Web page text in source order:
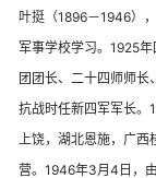
叶挺（1896－1946）
军事学校学习。1925
团团长、二十四师师长
抗战时任新四军军长。
上饶，湖北恩施，广
营。1946年3月4日，